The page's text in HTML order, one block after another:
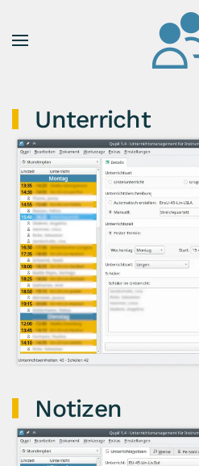
Zum Hauptinhalt springen
Unterricht
Notizen